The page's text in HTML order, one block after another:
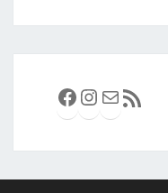
Facebook
Instagram
E-MailRSS-Feed